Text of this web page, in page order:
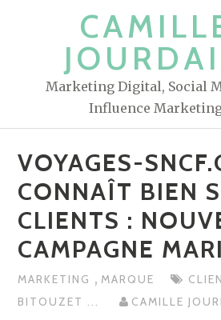
Marketing Digital, Social
Influence
VOYAGES-
CONNAÎT BIEN
CLIENTS :
CAMPAGNE
MARKETING , MARQUE
BITOUZET ... CAMILLE